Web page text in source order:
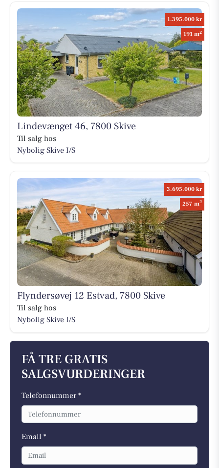
1.395.000 kr
191 m2
Lindevænget 46, 7800 Skive
Til salg hos
Nybolig Skive I/S
3.695.000 kr
257 m2
Flyndersøvej 12 Estvad, 7800 Skive
Til salg hos
Nybolig Skive I/S
FÅ TRE GRATIS
SALGSVURDERINGER
Telefonnummer *
Email *